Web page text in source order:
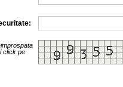
click pe